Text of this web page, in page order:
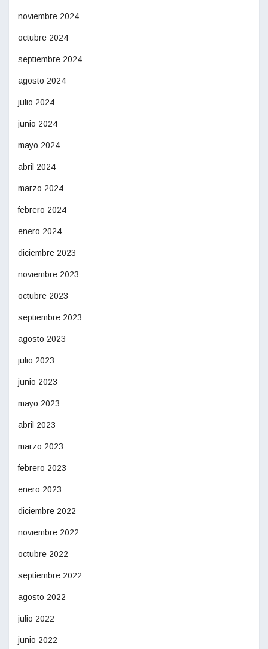
noviembre 2024
octubre 2024
septiembre 2024
agosto 2024
julio 2024
junio 2024
mayo 2024
abril 2024
marzo 2024
febrero 2024
enero 2024
diciembre 2023
noviembre 2023
octubre 2023
septiembre 2023
agosto 2023
julio 2023
junio 2023
mayo 2023
abril 2023
marzo 2023
febrero 2023
enero 2023
diciembre 2022
noviembre 2022
octubre 2022
septiembre 2022
agosto 2022
julio 2022
junio 2022